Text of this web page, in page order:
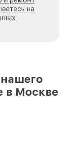
на
в Москве